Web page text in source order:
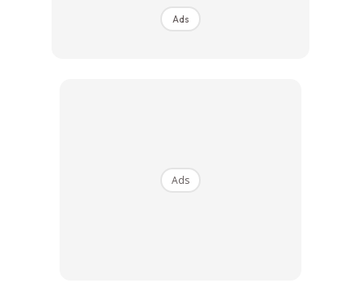
Teknik ini dinamakan sebagai teknik mengemas KonMari.
Walaupun ada yang diajar berbunyi karut seperti teknik
Ads
Ads